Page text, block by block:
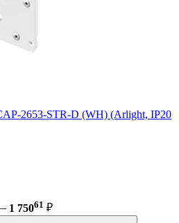
2653-STR-D (WH) (Arlight, IP20
1 75061 ₽